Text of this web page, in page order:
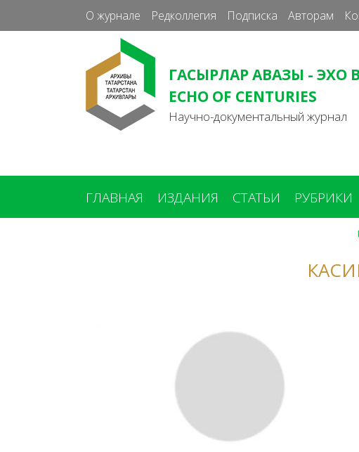
О журнале Редколлегия Подписка Авторам
ГАСЫРЛАР АВАЗЫ - ЭХО
ECHO OF CENTURIES
Научно-документальный журнал
ГЛАВНАЯ ИЗДАНИЯ СТАТЬИ РУБРИКИ